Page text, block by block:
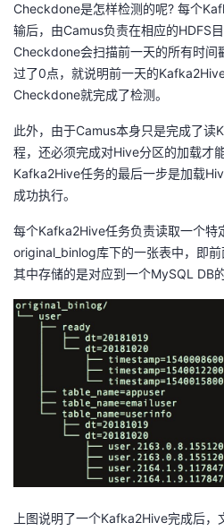
Checkdone是怎样检测的呢? 每个
输后，由Camus负责在相应的HDFS
Checkdone会扫描前一天的所有时间
过了0点，就说明前一天的
Checkdone就完成了检测。
此外，由于Camus本身只是完成了读
程，还必须完成对Hive分区的加载才
Kafka2Hive任务的最后一步是加载
成功执行。
每个Kafka2Hive任务负责读取一个特
original_binlog库下的一张表中，即
其中存储的是对应到一个MySQL DB
上图说明了一个Kafka2Hive完成后，